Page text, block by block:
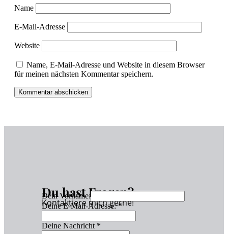
Name
E-Mail-Adresse
Website
Name, E-Mail-Adresse und Website in diesem Browser
für meinen nächsten Kommentar speichern.
Du hast Fragen?
Kontaktiere mich gerne!
Dein Vorname:
Deine E-Mail-Adresse:*
Deine Nachricht *